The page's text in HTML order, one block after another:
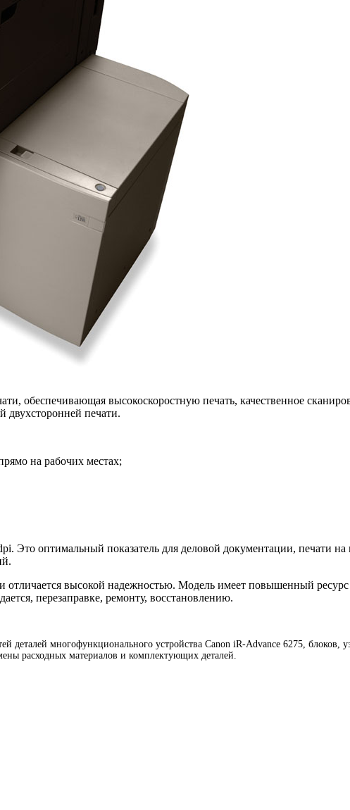
обеспечивающая высокоскоростную печать, качественное
двухсторонней печати.
на рабочих местах;
Это оптимальный показатель для деловой документации, печати на
высокой надежностью. Модель имеет повышенный ресурс
перезаправке, ремонту, восстановлению.
многофункционального устройства Canon iR-Advance 6275, блоков,
расходных материалов и комплектующих деталей.